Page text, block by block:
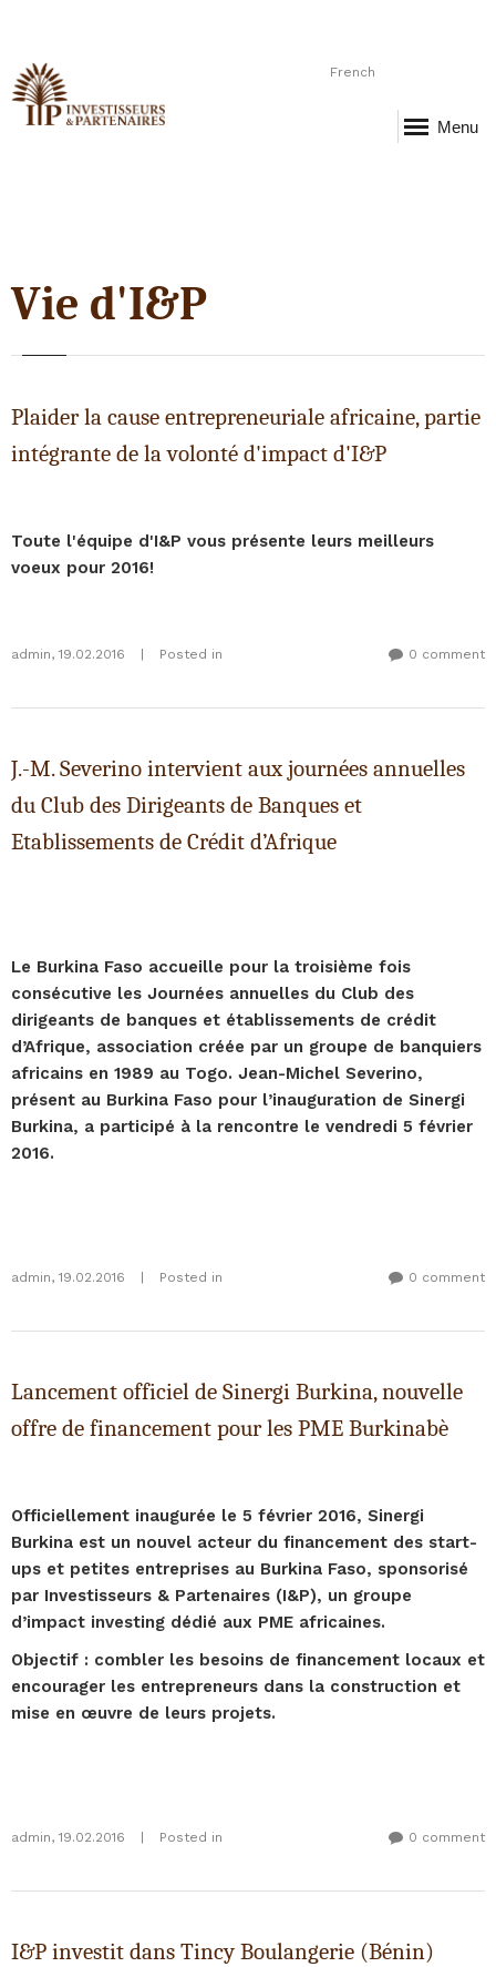
French
Menu
Vie d'I&P
Plaider la cause entrepreneuriale africaine, partie
intégrante de la volonté d'impact d'I&P
Toute l'équipe d'I&P vous présente leurs meilleurs
voeux pour 2016!
admin, 19.02.2016 Posted in 0 comment
J.-M. Severino intervient aux journées annuelles
du Club des Dirigeants de Banques et
Etablissements de Crédit d’Afrique
Le Burkina Faso accueille pour la troisième fois
consécutive les Journées annuelles du Club des
dirigeants de banques et établissements de crédit
d’Afrique, association créée par un groupe de banquiers
africains en 1989 au Togo. Jean-Michel Severino,
présent au Burkina Faso pour l’inauguration de Sinergi
Burkina, a participé à la rencontre le vendredi 5 février
2016.
admin, 19.02.2016 Posted in 0 comment
Lancement officiel de Sinergi Burkina, nouvelle
offre de financement pour les PME Burkinabè
Officiellement inaugurée le 5 février 2016, Sinergi
Burkina est un nouvel acteur du financement des start-
ups et petites entreprises au Burkina Faso, sponsorisé
par Investisseurs & Partenaires (I&P), un groupe
d’impact investing dédié aux PME africaines.
Objectif : combler les besoins de financement locaux et
encourager les entrepreneurs dans la construction et
mise en œuvre de leurs projets.
admin, 19.02.2016 Posted in 0 comment
I&P investit dans Tincy Boulangerie (Bénin)